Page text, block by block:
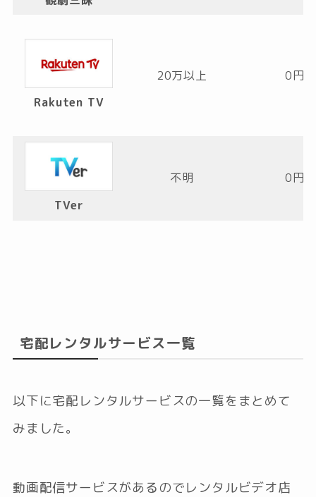
Rakuten TV
20万以上 0円
TVer
不明 0円
宅配レンタルサービス一覧
以下に宅配レンタルサービスの一覧をまとめて
みました。
動画配信サービスがあるのでレンタルビデオ店